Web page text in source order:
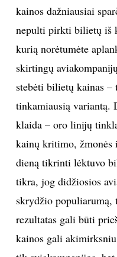
anksto, nes, kaip
ribotas. Taip pat
suteikiamos nuolaidos
restoranuose, sporto
pigiau naudotis
paslaugomis.
darbuotojus lepina
Iš asmeninės patirties
labai praktiškas
užsikloti, kelis kartus
galvai. Retas keleivis
taip pat gali prisidėti
Ar žinai kokių nors